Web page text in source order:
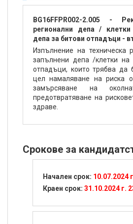
BG16FFPR002-2.005 -
регионални депа / клетки
депа за битови отпадъци -
Изпълнение на техническа
запълнени депа /клетки на
отпадъци, които трябва да
цел намаляване на риска
замърсяване на
предотвратяване на
здраве.
Срокове за
Начален срок: 10.07.2024
Краен срок: 31.10.2024 г.